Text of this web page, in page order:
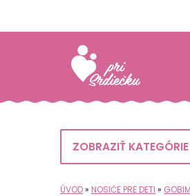
ZOBRAZIŤ KATEGÓRIE
ÚVOD» NOSIČE PRE DETI »